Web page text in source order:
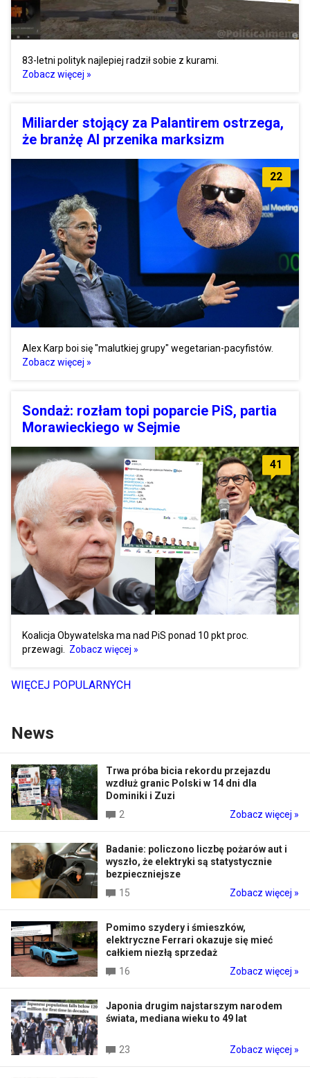
83-letni polityk najlepiej radził sobie z kurami.
Zobacz więcej »
Miliarder stojący za Palantirem ostrzega,
że branżę AI przenika marksizm
22
Alex Karp boi się "malutkiej grupy" wegetarian-pacyfistów.
Zobacz więcej »
Sondaż: rozłam topi poparcie PiS, partia
Morawieckiego w Sejmie
41
Koalicja Obywatelska ma nad PiS ponad 10 pkt proc.
przewagi. Zobacz więcej »
WIĘCEJ POPULARNYCH
News
Trwa próba bicia rekordu przejazdu
wzdłuż granic Polski w 14 dni dla
Dominiki i Zuzi
2
Zobacz więcej »
Badanie: policzono liczbę pożarów aut i
wyszło, że elektryki są statystycznie
bezpieczniejsze
15
Zobacz więcej »
Pomimo szydery i śmieszków,
elektryczne Ferrari okazuje się mieć
całkiem niezłą sprzedaż
16
Zobacz więcej »
Japonia drugim najstarszym narodem
świata, mediana wieku to 49 lat
23 Zobacz więcej »